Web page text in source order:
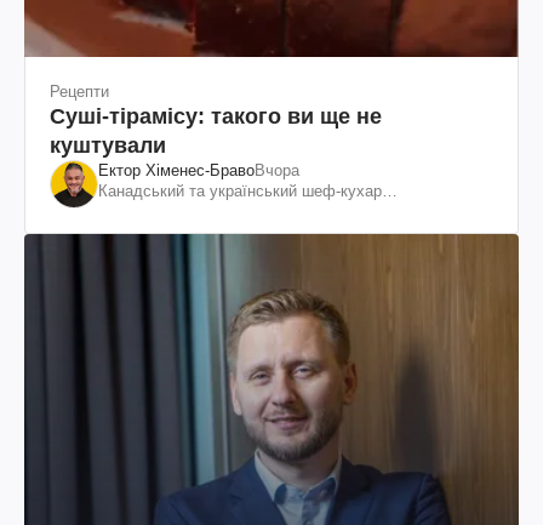
Рецепти
Суші-тірамісу: такого ви ще не
куштували
Ектор Хіменес-БравоВчора
Канадський та український шеф-кухар